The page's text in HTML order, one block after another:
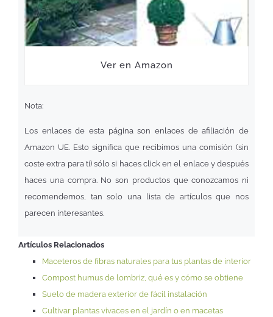
Ver en Amazon
Nota:
Los enlaces de esta página son enlaces de afiliación de
Amazon UE. Esto significa que recibimos una comisión (sin
coste extra para ti) sólo si haces click en el enlace y después
haces una compra. No son productos que conozcamos ni
recomendemos, tan solo una lista de artículos que nos
parecen interesantes.
Artículos Relacionados
Maceteros de fibras naturales para tus plantas de interior
Compost humus de lombriz, qué es y cómo se obtiene
Suelo de madera exterior de fácil instalación
Cultivar plantas vivaces en el jardín o en macetas